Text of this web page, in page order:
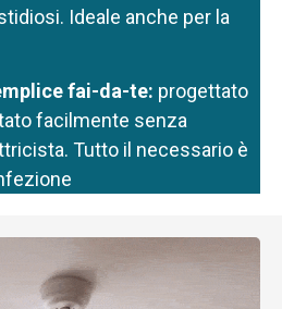
Ideale anche per la
fai-da-te: progettato
facilmente senza
Tutto il necessario è